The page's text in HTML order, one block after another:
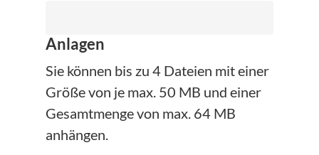
Anlagen
Sie können bis zu 4 Dateien mit einer
Größe von je max. 50 MB und einer
Gesamtmenge von max. 64 MB
anhängen.